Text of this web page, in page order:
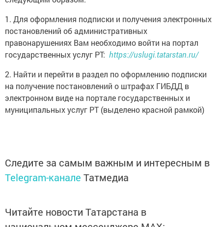
постановлений об административных
правонарушениях Вам необходимо войти на портал
государственных услуг РТ:https://uslugi.tatarstan.ru/
на получение постановлений о штрафах ГИБДД в
электронном виде на портале государственных и
муниципальных услуг РТ (выделено красной рамкой)
Telegram-каналеТатмедиа
Читайте новости Татарстана в
национальном мессенджере MАХ: